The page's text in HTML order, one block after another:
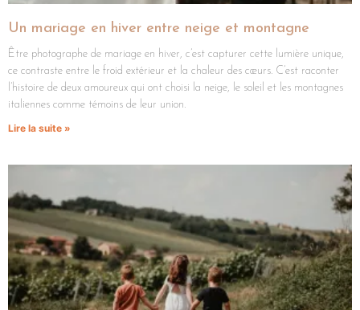
Un mariage en hiver entre neige et montagne​
Être photographe de mariage en hiver, c’est capturer cette lumière unique,
ce contraste entre le froid extérieur et la chaleur des cœurs. C’est raconter
l’histoire de deux amoureux qui ont choisi la neige, le soleil et les montagnes
italiennes comme témoins de leur union.
Lire la suite »